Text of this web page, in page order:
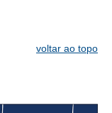
voltar ao topo